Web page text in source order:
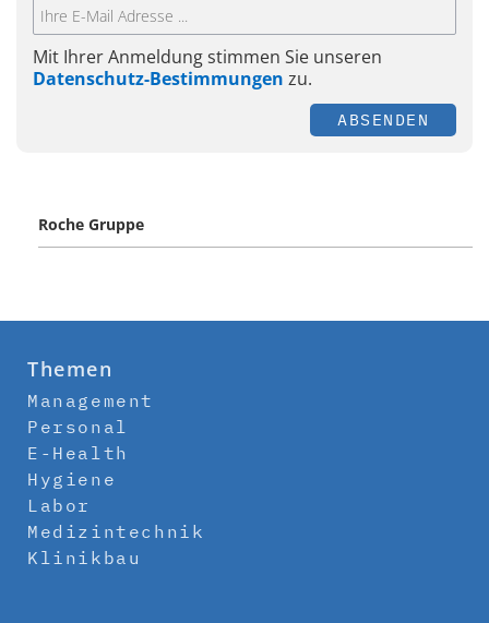
Mit Ihrer Anmeldung stimmen Sie unseren
Datenschutz-Bestimmungen zu.
ABSENDEN
Roche Gruppe
Themen
Management
Personal
E-Health
Hygiene
Labor
Medizintechnik
Klinikbau